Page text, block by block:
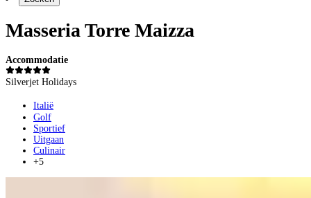
Masseria Torre Maizza
Accommodatie
Silverjet Holidays
Italië
Golf
Sportief
Uitgaan
Culinair
+5